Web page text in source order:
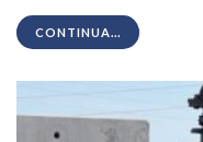
CONTINUA...